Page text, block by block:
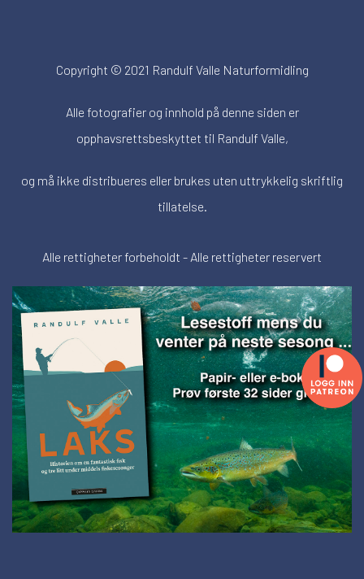
Copyright © 2021 Randulf Valle Naturformidling
Alle fotografier og innhold på denne siden er
opphavsrettsbeskyttet til Randulf Valle,
og må ikke distribueres eller brukes uten uttrykkelig skriftlig
tillatelse.
Alle rettigheter forbeholdt - Alle rettigheter reservert